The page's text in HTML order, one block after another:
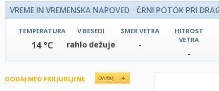
VREME IN VREMENSKA NAPOVED - ČRNI POTOK PRI
TEMPERATURA
14 °C
V BESEDI
rahlo dežuje
SMER VETRA
-
HITROST
VETRA
-
DODAJ MED PRILJUBLJENE